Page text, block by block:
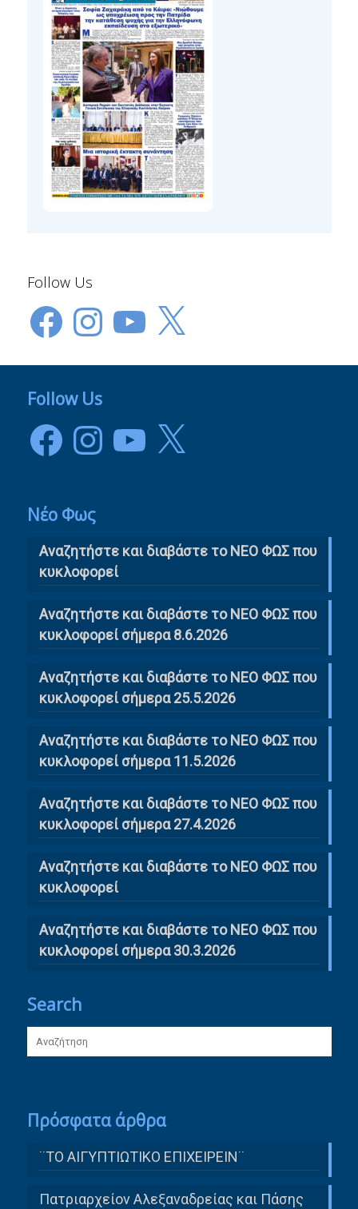
Follow Us
FacebookInstagramYouTube
X
Follow Us
FacebookInstagramYouTube
X
Νέο Φως
Αναζητήστε και διαβάστε το NΕΟ ΦΩΣ που
κυκλοφορεί
Αναζητήστε και διαβάστε το ΝΕΟ ΦΩΣ που
κυκλοφορεί σήμερα 8.6.2026
Αναζητήστε και διαβάστε το ΝΕΟ ΦΩΣ που
κυκλοφορεί σήμερα 25.5.2026
Αναζητήστε και διαβάστε το ΝΕΟ ΦΩΣ που
κυκλοφορεί σήμερα 11.5.2026
Αναζητήστε και διαβάστε το ΝΕΟ ΦΩΣ που
κυκλοφορεί σήμερα 27.4.2026
Αναζητήστε και διαβάστε το ΝΕΟ ΦΩΣ που
κυκλοφορεί
Αναζητήστε και διαβάστε το ΝΕΟ ΦΩΣ που
κυκλοφορεί σήμερα 30.3.2026
Search
Πρόσφατα άρθρα
¨ΤΟ ΑΙΓΥΠΤΙΩΤΙΚΟ ΕΠΙΧΕΙΡΕΙΝ¨
Πατριαρχείον Αλεξαναδρείας και Πάσης